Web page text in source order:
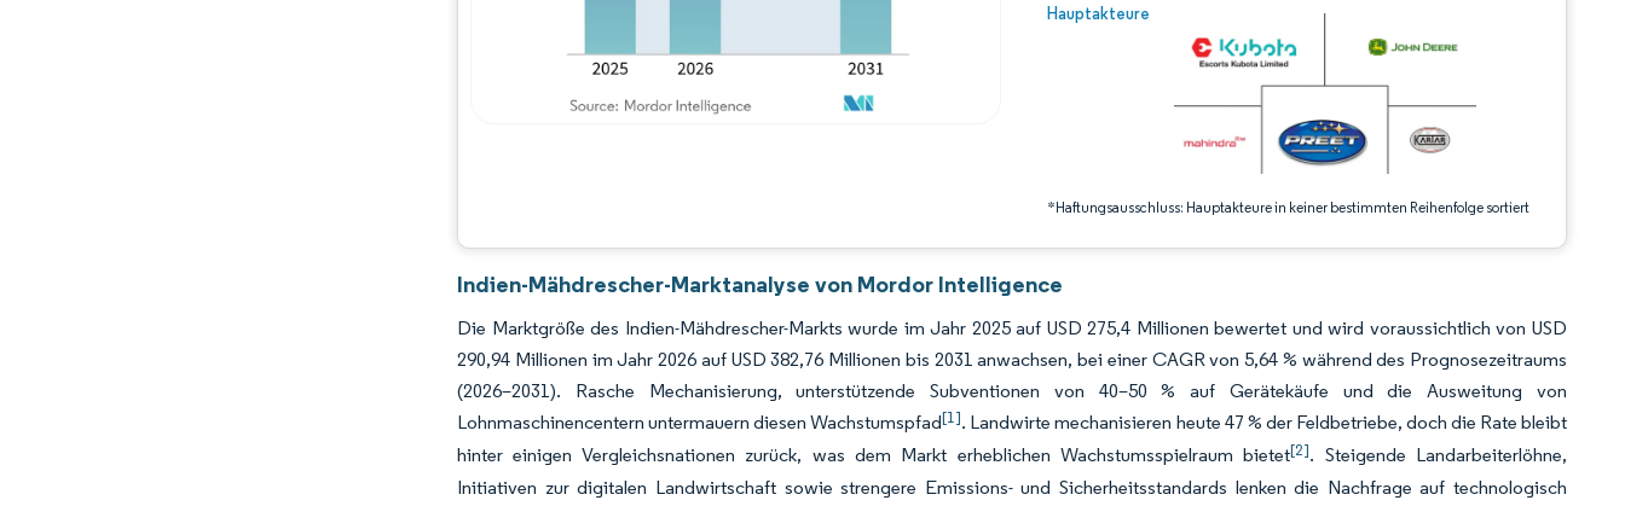
Hauptakteure
*Haftungsausschluss: Hauptakteure in keiner bestimmten Reihenfolge sortiert
Bild © Mordor Intelligence. Wiederverwendung erfordert Namensnennung gemäß CC BY 4.0.
Indien-Mähdrescher-Marktanalyse von Mordor Intelligence
Die Marktgröße des Indien-Mähdrescher-Markts wurde im Jahr 2025 auf USD 275,4 Millionen bewertet und wird voraussichtlich von USD
290,94 Millionen im Jahr 2026 auf USD 382,76 Millionen bis 2031 anwachsen, bei einer CAGR von 5,64 % während des Prognosezeitraums
(2026–2031). Rasche Mechanisierung, unterstützende Subventionen von 40–50 % auf Gerätekäufe und die Ausweitung von
Lohnmaschinencentern untermauern diesen Wachstumspfad[1]. Landwirte mechanisieren heute 47 % der Feldbetriebe, doch die Rate bleibt
hinter einigen Vergleichsnationen zurück, was dem Markt erheblichen Wachstumsspielraum bietet[2]. Steigende Landarbeiterlöhne,
Initiativen zur digitalen Landwirtschaft sowie strengere Emissions- und Sicherheitsstandards lenken die Nachfrage auf technologisch